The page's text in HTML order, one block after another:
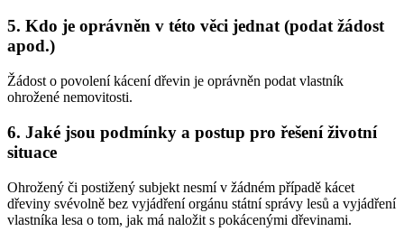
5. Kdo je oprávněn v této věci jednat (podat žádost
apod.)
Žádost o povolení kácení dřevin je oprávněn podat vlastník
ohrožené nemovitosti.
6. Jaké jsou podmínky a postup pro řešení životní
situace
Ohrožený či postižený subjekt nesmí v žádném případě kácet
dřeviny svévolně bez vyjádření orgánu státní správy lesů a vyjádření
vlastníka lesa o tom, jak má naložit s pokácenými dřevinami.